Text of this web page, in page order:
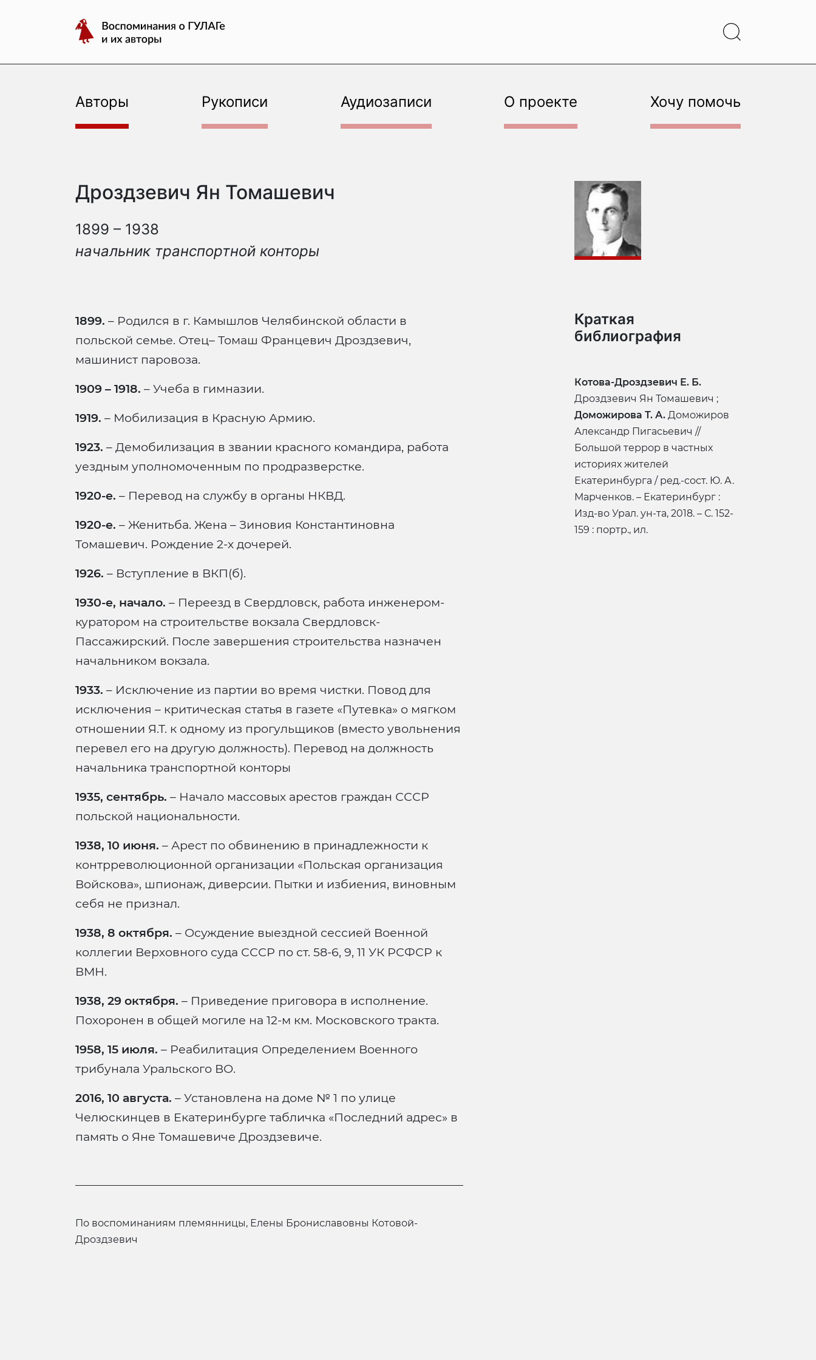
Воспоминания
о
и
авторы
Авторы Рукописи Аудиозаписи О проекте Хочу помочь
Дроздзевич Ян Томашевич
1899 – 1938
начальник транспортной конторы
1899. – Родился в г. Камышлов Челябинской области в
польской семье. Отец– Томаш Францевич Дроздзевич,
машинист паровоза.
1909 – 1918. – Учеба в гимназии.
1919. – Мобилизация в Красную Армию.
1923. – Демобилизация в звании красного командира, работа
уездным уполномоченным по продразверстке.
1920-е. – Перевод на службу в органы НКВД.
1920-е. – Женитьба. Жена – Зиновия Константиновна
Томашевич. Рождение 2-х дочерей.
1926. – Вступление в ВКП(б).
1930-е, начало. – Переезд в Свердловск, работа инженером-
куратором на строительстве вокзала Свердловск-
Пассажирский. После завершения строительства назначен
начальником вокзала.
1933. – Исключение из партии во время чистки. Повод для
исключения – критическая статья в газете «Путевка» о мягком
отношении Я.Т. к одному из прогульщиков (вместо увольнения
перевел его на другую должность). Перевод на должность
начальника транспортной конторы
1935, сентябрь. – Начало массовых арестов граждан СССР
польской национальности.
1938, 10 июня. – Арест по обвинению в принадлежности к
контрреволюционной организации «Польская организация
Войскова», шпионаж, диверсии. Пытки и избиения, виновным
себя не признал.
1938, 8 октября. – Осуждение выездной сессией Военной
коллегии Верховного суда СССР по ст. 58-6, 9, 11 УК РСФСР к
ВМН.
1938, 29 октября. – Приведение приговора в исполнение.
Похоронен в общей могиле на 12-м км. Московского тракта.
1958, 15 июля. – Реабилитация Определением Военного
трибунала Уральского ВО.
2016, 10 августа. – Установлена на доме № 1 по улице
Челюскинцев в Екатеринбурге табличка «Последний адрес» в
память о Яне Томашевиче Дроздзевиче.
по воспоминаниям племянницы, Елены Брониславовны Котовой-
Дроздзевич
Краткая
библиография
Котова-Дроздзевич Е. Б.
Дроздзевич Ян Томашевич ;
Доможирова Т. А. Доможиров
Александр Пигасьевич //
Большой террор в частных
историях жителей
Екатеринбурга / ред.-сост. Ю. А.
Марченков. – Екатеринбург :
Изд-во Урал. ун-та, 2018. – С. 152-
159 : портр., ил.